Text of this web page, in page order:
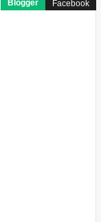
Blogger Facebook